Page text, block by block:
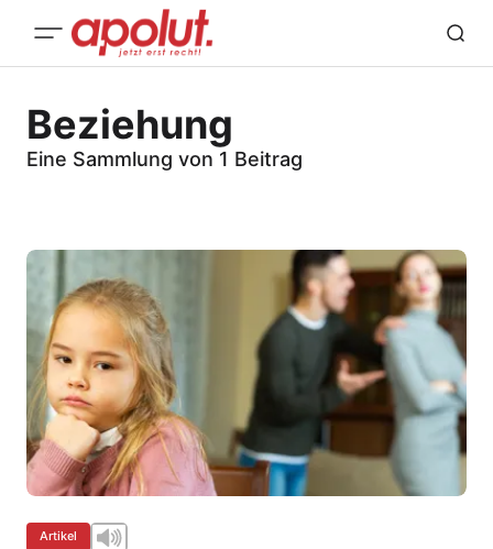
Beziehung
Eine Sammlung von 1 Beitrag
Artikel